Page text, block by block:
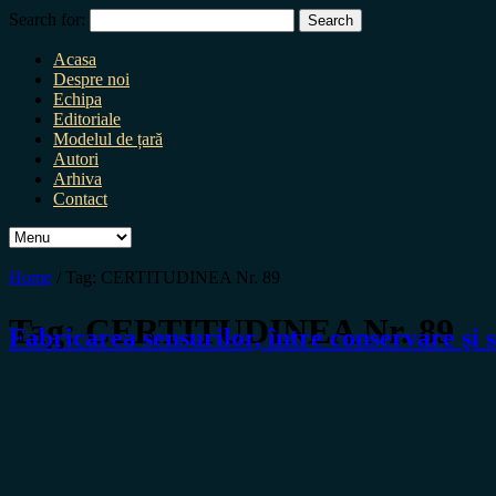
Search for:
Acasa
Despre noi
Echipa
Editoriale
Modelul de țară
Autori
Arhiva
Contact
Home / Tag: CERTITUDINEA Nr. 89
Tag:CERTITUDINEA Nr. 89
Fabricarea sensurilor, între conservare şi